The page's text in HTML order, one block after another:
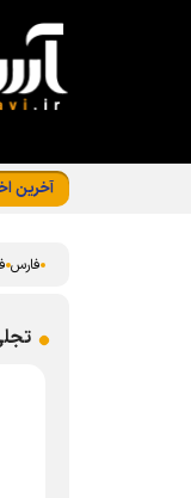
آخرین
فارس